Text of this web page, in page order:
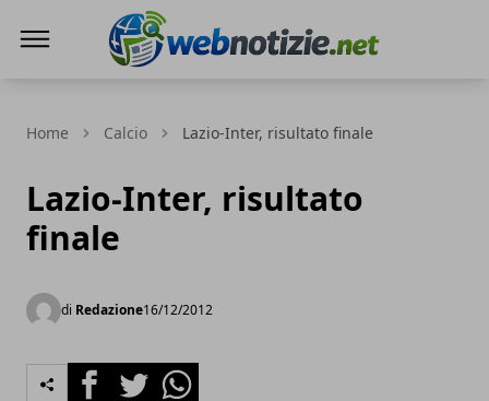
Home Calcio Lazio-Inter, risultato finale
Lazio-Inter, risultato
finale
di Redazione16/12/2012
FacebookTwitterWhatsapp